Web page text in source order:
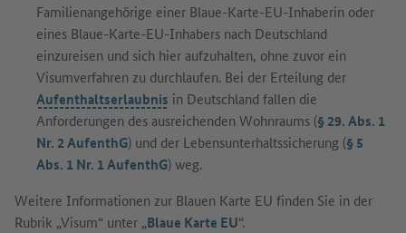
Familienangehörige einer Blaue-Karte-EU-Inhaberin oder
eines Blaue-Karte-EU-Inhabers nach Deutschland
einzureisen und sich hier aufzuhalten, ohne zuvor ein
Visumverfahren zu durchlaufen. Bei der Erteilung der
Aufenthaltserlaubnis in Deutschland fallen die
Anforderungen des ausreichenden Wohnraums (§ 29. Abs. 1
Nr. 2 AufenthG) und der Lebensunterhaltssicherung (§ 5
Abs. 1 Nr. 1 AufenthG) weg.
Weitere Informationen zur Blauen Karte EU finden Sie in der
Rubrik „Visum“ unter „Blaue Karte EU“.